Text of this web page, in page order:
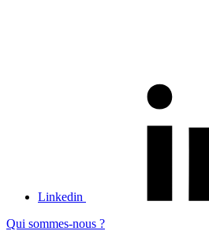
Linkedin
Qui sommes-nous ?